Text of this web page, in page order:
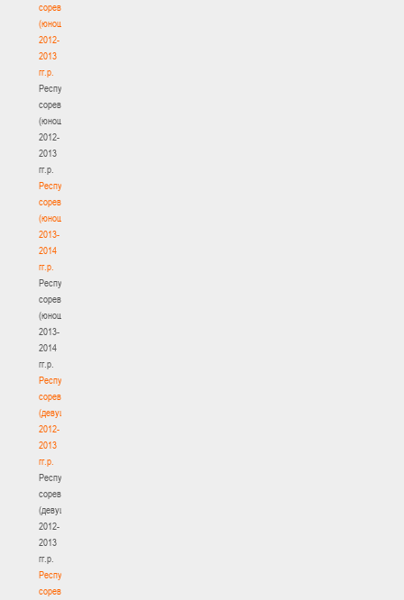
соревнования
(юноши)
2012-
2013
гг.р.
Республиканские
соревнования
(юноши)
2012-
2013
гг.р.
Республиканские
соревнования
(юноши)
2013-
2014
гг.р.
Республиканские
соревнования
(юноши)
2013-
2014
гг.р.
Республиканские
соревнования
(девушки)
2012-
2013
гг.р.
Республиканские
соревнования
(девушки)
2012-
2013
гг.р.
Республиканские
соревнования